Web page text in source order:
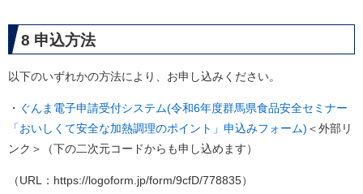
8 申込方法
以下のいずれかの方法により、お申し込みください。
・ ぐんま電子申請受付システム(令和6年度群馬県食品安全セミナー
「おいしくて安全な加熱調理のポイント」申込みフォーム) ＜外部リ
ンク＞
（下の二次元コードからも申し込めます）​
（URL：https://logoform.jp/form/9cfD/778835）